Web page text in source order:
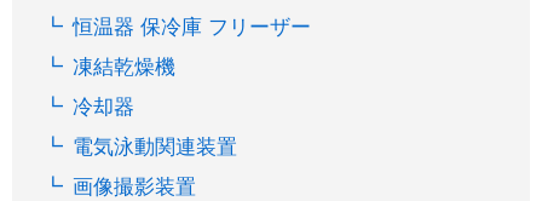
恒温器 保冷庫 フリーザー
凍結乾燥機
冷却器
電気泳動関連装置
画像撮影装置